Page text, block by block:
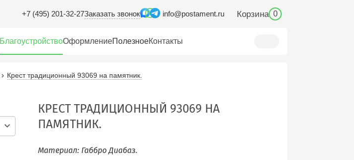
+7 (495) 201-32-27Заказать звонок info@postament.ru Корзина 0
БлагоустройствоОформлениеПолезноеКонтакты
Крест традиционный 93069 на памятник.
КРЕСТ ТРАДИЦИОННЫЙ 93069 НА
ПАМЯТНИК.
Материал: Габбро Диабаз.